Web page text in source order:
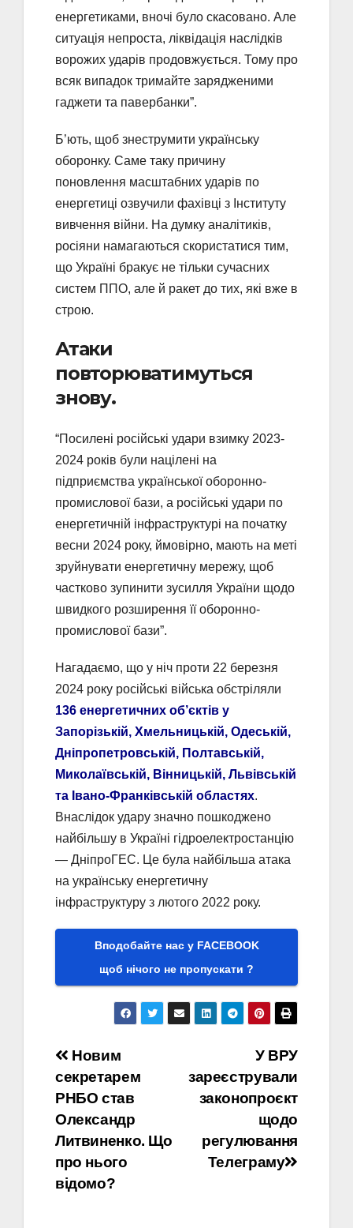
енергетиками, вночі було скасовано. Але
ситуація непроста, ліквідація наслідків
ворожих ударів продовжується. Тому про
всяк випадок тримайте зарядженими
гаджети та павербанки”.
Б’ють, щоб знеструмити українську
оборонку. Саме таку причину
поновлення масштабних ударів по
енергетиці озвучили фахівці з Інституту
вивчення війни. На думку аналітиків,
росіяни намагаються скористатися тим,
що Україні бракує не тільки сучасних
систем ППО, але й ракет до тих, які вже в
строю.
Атаки
повторюватимуться
знову.
“Посилені російські удари взимку 2023-
2024 років були націлені на
підприємства української оборонно-
промислової бази, а російські удари по
енергетичній інфраструктурі на початку
весни 2024 року, ймовірно, мають на меті
зруйнувати енергетичну мережу, щоб
частково зупинити зусилля України щодо
швидкого розширення її оборонно-
промислової бази”.
Нагадаємо, що у ніч проти 22 березня
2024 року російські війська обстріляли
136 енергетичних об’єктів у
Запорізькій, Хмельницькій, Одеській,
Дніпропетровській, Полтавській,
Миколаївській, Вінницькій, Львівській
та Івано-Франківській областях.
Внаслідок удару значно пошкоджено
найбільшу в Україні гідроелектростанцію
— ДніпроГЕС. Це була найбільша атака
на українську енергетичну
інфраструктуру з лютого 2022 року.
Вподобайте нас у FACEBOOK
щоб нічого не пропускати ?
Навігація
записів
У ВРУ
зареєстрували
законопроєкт
щодо
регулювання
Телеграму
Новим
секретарем
РНБО став
Олександр
Литвиненко. Що
про нього
відомо?